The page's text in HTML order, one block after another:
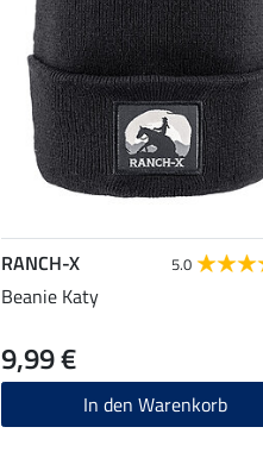
RANCH-X 5.0
Beanie Katy
9,99 €
In den Warenkorb